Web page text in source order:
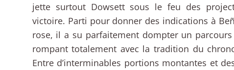
jette surtout Dowsett sous le feu des
victoire. Parti pour donner des indications à
rose, il a su parfaitement dompter un
rompant totalement avec la tradition du
Entre d’interminables portions montantes et